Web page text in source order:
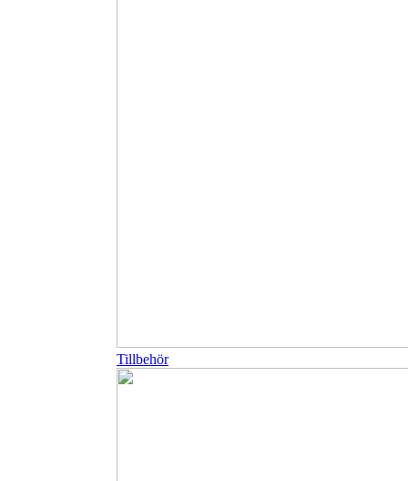
Tillbehör